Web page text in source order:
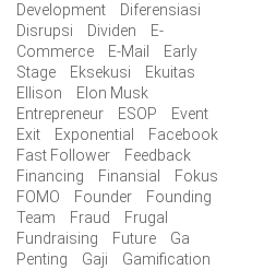
Development
Diferensiasi
Disrupsi
Dividen
E-
Commerce
E-Mail
Early
Stage
Eksekusi
Ekuitas
Ellison
Elon Musk
Entrepreneur
ESOP
Event
Exit
Exponential
Facebook
Fast Follower
Feedback
Financing
Finansial
Fokus
FOMO
Founder
Founding
Team
Fraud
Frugal
Fundraising
Future
Ga
Penting
Gaji
Gamification